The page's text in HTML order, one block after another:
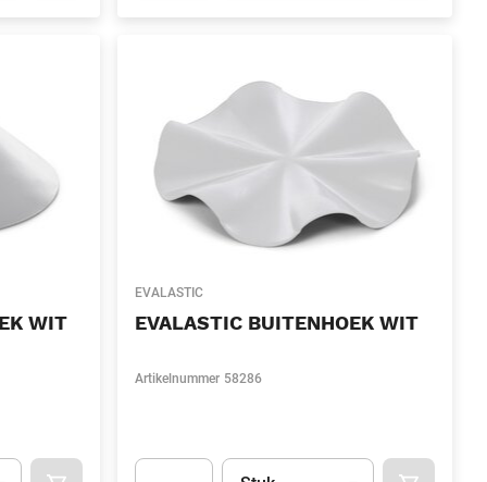
WIT
EVALASTIC
EVALASTIC BUITENHOEK WIT
Artikelnummer 58286
Eenheid